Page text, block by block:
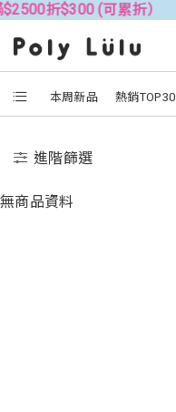
折$300 (可累折）
本周新品 熱銷TOP30
進階篩選
無商品資料